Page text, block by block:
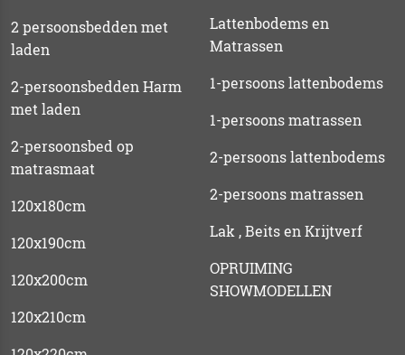
2 persoonsbedden met
laden
2-persoonsbedden Harm
met laden
2-persoonsbed op
matrasmaat
120x180cm
120x190cm
120x200cm
120x210cm
Lattenbodems en
Matrassen
1-persoons lattenbodems
1-persoons matrassen
2-persoons lattenbodems
2-persoons matrassen
Lak , Beits en Krijtverf
OPRUIMING
SHOWMODELLEN